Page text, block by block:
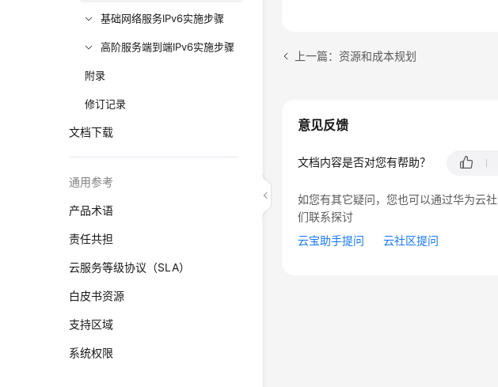
基础网络服务IPv6实施步骤
高阶服务端到端IPv6实施步骤
附录
修订记录
文档下载
通用参考
产品术语
责任共担
云服务等级协议（SLA）
白皮书资源
支持区域
系统权限
上一篇：资源和成本规划
意见反馈
文档内容是否对您有帮助？
如您有其它疑问，您也可以通过华为云
们联系探讨
云宝助手提问
云社区提问